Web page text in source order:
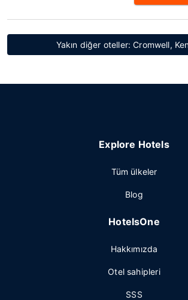
Yakın diğer oteller: Cromwell,
Explore Hotels
Tüm ülkeler
Blog
HotelsOne
Hakkımızda
Otel sahipleri
SSS